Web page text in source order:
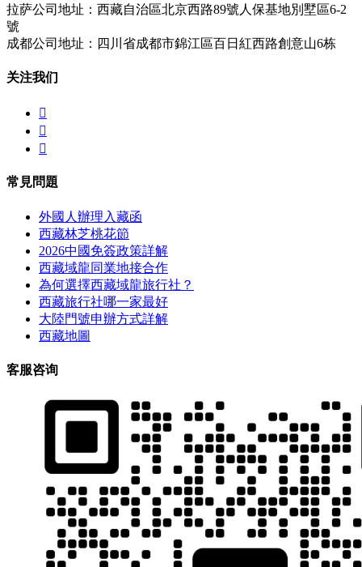
拉萨公司地址：西藏自治區北京西路89號人保基地別墅區6-2
號
成都公司地址：四川省成都市錦江區百日紅西路創意山6栋
关注我们



常見問題
外國人辦理入藏函
西藏林芝桃花節
2026中國免簽政策詳解
西藏域龍同業地接合作
為何選擇西藏域龍旅行社？
西藏旅行社哪一家最好
大陸門號申辦方式詳解
西藏地圖
客服咨询